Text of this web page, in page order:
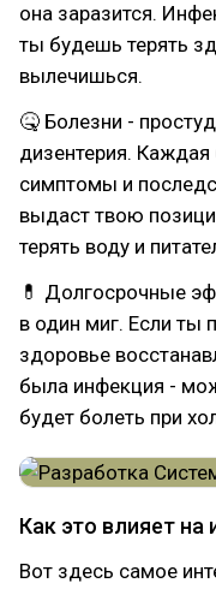
она заразится.
ты будешь терять
вылечишься.
🤒 Болезни -
дизентерия.
симптомы и
выдаст твою
терять воду и
💊 Долгосрочные
в один миг. Если ты
здоровье
была инфекция -
будет болеть при
Как это влияет на
Вот здесь самое